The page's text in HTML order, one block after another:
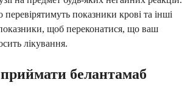
показники крові та інші
щоб переконатися, що ваш
лікування.
белантамаб